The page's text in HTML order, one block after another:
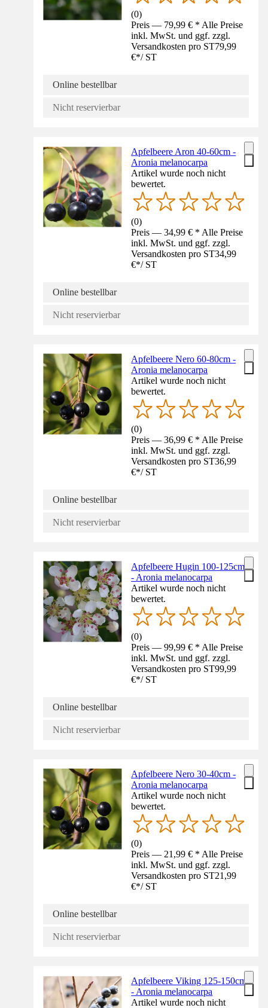
(0)
Preis — 79,99 € * Alle Preise
inkl. MwSt. und ggf. zzgl.
Versandkosten pro ST79,99
€*/ ST
Online bestellbar
Nicht reservierbar
Apfelbeere Aron 40-60cm -
Aronia melanocarpa
Artikel wurde noch nicht
bewertet.
(0)
Preis — 34,99 € * Alle Preise
inkl. MwSt. und ggf. zzgl.
Versandkosten pro ST34,99
€*/ ST
Online bestellbar
Nicht reservierbar
Apfelbeere Nero 60-80cm -
Aronia melanocarpa
Artikel wurde noch nicht
bewertet.
(0)
Preis — 36,99 € * Alle Preise
inkl. MwSt. und ggf. zzgl.
Versandkosten pro ST36,99
€*/ ST
Online bestellbar
Nicht reservierbar
Apfelbeere Hugin 100-125cm
- Aronia melanocarpa
Artikel wurde noch nicht
bewertet.
(0)
Preis — 99,99 € * Alle Preise
inkl. MwSt. und ggf. zzgl.
Versandkosten pro ST99,99
€*/ ST
Online bestellbar
Nicht reservierbar
Apfelbeere Nero 30-40cm -
Aronia melanocarpa
Artikel wurde noch nicht
bewertet.
(0)
Preis — 21,99 € * Alle Preise
inkl. MwSt. und ggf. zzgl.
Versandkosten pro ST21,99
€*/ ST
Online bestellbar
Nicht reservierbar
Apfelbeere Viking 125-150cm
- Aronia melanocarpa
Artikel wurde noch nicht